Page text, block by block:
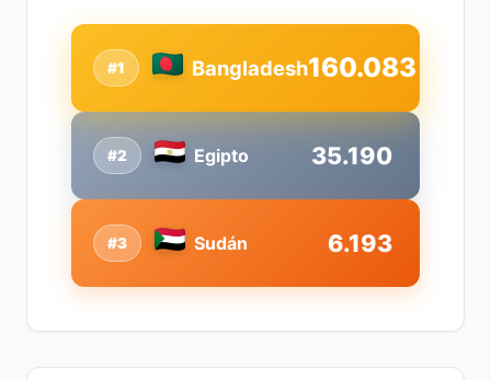
#2 Egipto 35.190
#1 Bangladesh160.083
#3 Sudán 6.193